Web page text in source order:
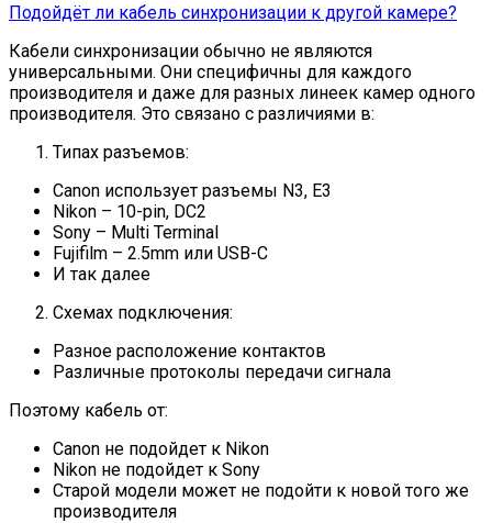
Подойдёт ли кабель синхронизации к другой камере?
Кабели синхронизации обычно не являются
универсальными. Они специфичны для каждого
производителя и даже для разных линеек камер одного
производителя. Это связано с различиями в:
Типах разъемов:
Canon использует разъемы N3, E3
Nikon – 10-pin, DC2
Sony – Multi Terminal
Fujifilm – 2.5mm или USB-C
И так далее
Схемах подключения:
Разное расположение контактов
Различные протоколы передачи сигнала
Поэтому кабель от:
Canon не подойдет к Nikon
Nikon не подойдет к Sony
Старой модели может не подойти к новой того же
производителя